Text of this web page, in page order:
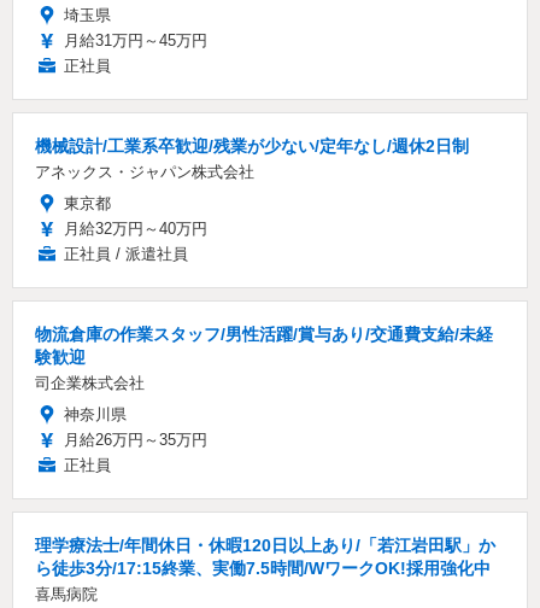
埼玉県
月給31万円～45万円
正社員
機械設計/工業系卒歓迎/残業が少ない/定年なし/週休2日制
アネックス・ジャパン株式会社
東京都
月給32万円～40万円
正社員 / 派遣社員
物流倉庫の作業スタッフ/男性活躍/賞与あり/交通費支給/未経
験歓迎
司企業株式会社
神奈川県
月給26万円～35万円
正社員
理学療法士/年間休日・休暇120日以上あり/「若江岩田駅」か
ら徒歩3分/17:15終業、実働7.5時間/WワークOK!採用強化中
喜馬病院